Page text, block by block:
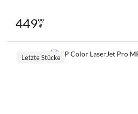
44999
€
Letzte Stücke